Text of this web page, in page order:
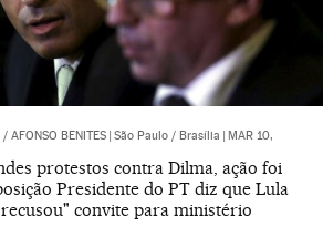
/ AFONSO BENITES São Paulo / Brasília
MAR 10,
protestos contra Dilma, ação foi
Presidente do PT diz que Lula
convite para ministério